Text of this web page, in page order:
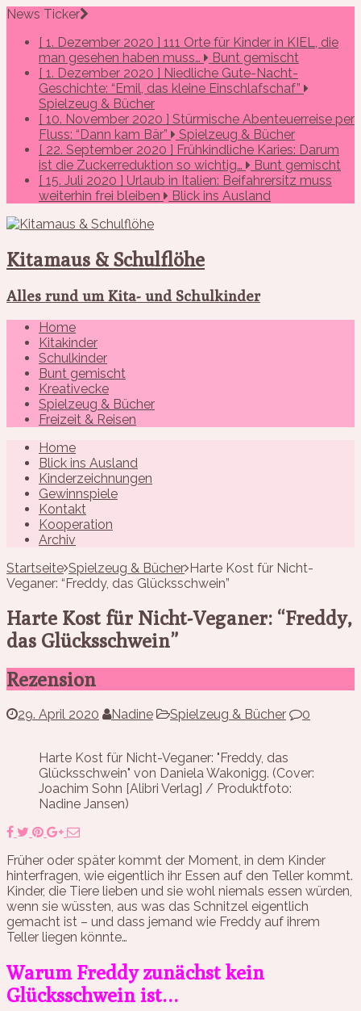
News Ticker
[ 1. Dezember 2020 ] 111 Orte für Kinder in KIEL, die
man gesehen haben muss…
Bunt gemischt
[ 1. Dezember 2020 ] Niedliche Gute-Nacht-
Geschichte: “Emil, das kleine Einschlafschaf”
Spielzeug & Bücher
[ 10. November 2020 ] Stürmische Abenteuerreise per
Fluss: “Dann kam Bär”
Spielzeug & Bücher
[ 22. September 2020 ] Frühkindliche Karies: Darum
ist die Zuckerreduktion so wichtig…
Bunt gemischt
[ 15. Juli 2020 ] Urlaub in Italien: Beifahrersitz muss
weiterhin frei bleiben
Blick ins Ausland
Kitamaus & Schulflöhe
Alles rund um Kita- und Schulkinder
Home
Kitakinder
Schulkinder
Bunt gemischt
Kreativecke
Spielzeug & Bücher
Freizeit & Reisen
Home
Blick ins Ausland
Kinderzeichnungen
Gewinnspiele
Kontakt
Kooperation
Archiv
Startseite Spielzeug & Bücher Harte Kost für Nicht-
Veganer: “Freddy, das Glücksschwein”
Harte Kost für Nicht-Veganer: “Freddy,
das Glücksschwein”
Rezension
29. April 2020 Nadine Spielzeug & Bücher 0
Harte Kost für Nicht-Veganer: "Freddy, das
Glücksschwein" von Daniela Wakonigg. (Cover:
Joachim Sohn [Alibri Verlag] / Produktfoto:
Nadine Jansen)
Früher oder später kommt der Moment, in dem Kinder
hinterfragen, wie eigentlich ihr Essen auf den Teller kommt.
Kinder, die Tiere lieben und sie wohl niemals essen würden,
wenn sie wüssten, aus was das Schnitzel eigentlich
gemacht ist – und dass jemand wie Freddy auf ihrem
Teller liegen könnte…
Warum Freddy zunächst kein
Glücksschwein ist…